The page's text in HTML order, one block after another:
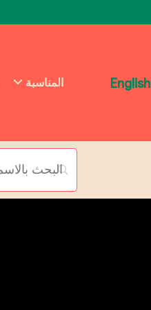
English المناسبة